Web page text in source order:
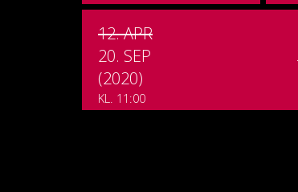
12. APR
20. SEP
(2020)
KL. 11:00